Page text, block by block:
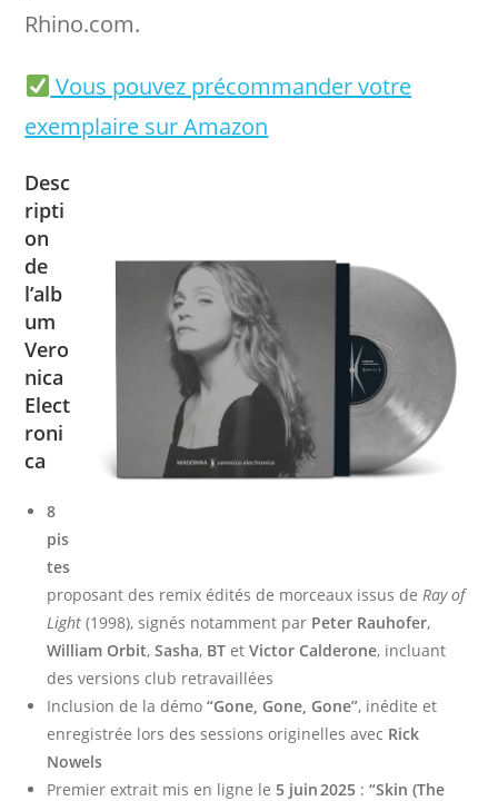
Rhino.com.
Vous pouvez précommander votre
exemplaire sur Amazon
Desc
ripti
on
de
l’alb
um
Vero
nica
Elect
roni
ca
8
pis
tes
proposant des remix édités de morceaux issus de Ray of
Light (1998), signés notamment par Peter Rauhofer,
William Orbit,Sasha, BT etVictor Calderone, incluant
des versions club retravaillées
Inclusion de la démo“Gone, Gone, Gone”, inédite et
enregistrée lors des sessions originelles avec Rick
Nowels
Premier extrait mis en ligne le5 juin 2025 :“Skin (The